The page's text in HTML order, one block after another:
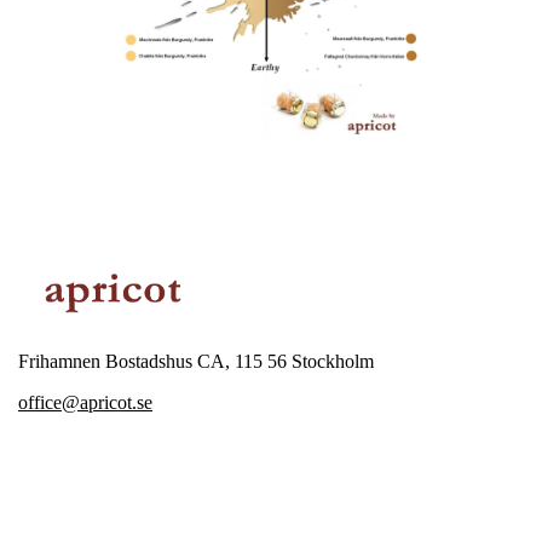
Frihamnen Bostadshus CA, 115 56 Stockholm
office@apricot.se